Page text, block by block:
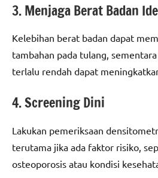
3. Menjaga Berat Badan
Kelebihan berat badan dapat
tambahan pada tulang,
terlalu rendah dapat
4. Screening Dini
Lakukan pemeriksaan
terutama jika ada faktor risiko,
osteoporosis atau kondisi